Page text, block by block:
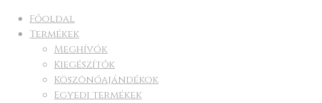
Főoldal
Termékek
Meghívók
Kiegészítők
Köszönőajándékok
Egyedi termékek